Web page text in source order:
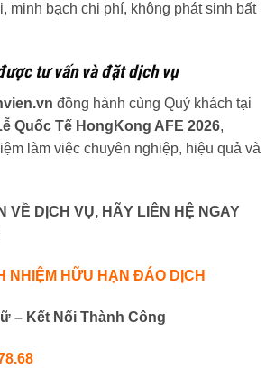
minh bạch chi phí, không phát sinh bất
tư vấn và đặt dịch vụ
đồng hành cùng Quý khách tại
Quốc Tế HongKong AFE 2026,
làm việc chuyên nghiệp, hiệu quả và
VỀ DỊCH VỤ, HÃY LIÊN HỆ NGAY
NHIỆM HỮU HẠN ĐÁO DỊCH
– Kết Nối Thành Công